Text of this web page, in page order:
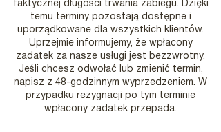
faktycznej długości trwania zabiegu. Dzięki
temu terminy pozostają dostępne i
uporządkowane dla wszystkich klientów.
Uprzejmie informujemy, że wpłacony
zadatek za nasze usługi jest bezzwrotny.
Jeśli chcesz odwołać lub zmienić termin,
napisz z 48-godzinnym wyprzedzeniem. W
przypadku rezygnacji po tym terminie
wpłacony zadatek przepada.